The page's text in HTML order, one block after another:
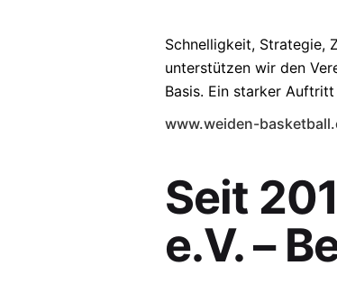
Schnelligkeit, Strategie,
unterstützen wir den
Basis. Ein starker
www.weiden-
Seit
e.V. –